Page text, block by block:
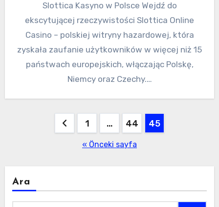
Slottica Kasyno w Polsce Wejdź do
ekscytującej rzeczywistości Slottica Online
Casino – polskiej witryny hazardowej, która
zyskała zaufanie użytkowników w więcej niż 15
państwach europejskich, włączając Polskę,
Niemcy oraz Czechy.…
sayfalaması
1 … 44 45
« Önceki sayfa
Ara